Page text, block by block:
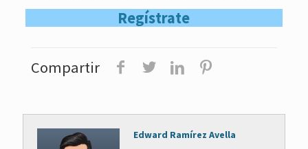
Regístrate
Compartir
Edward Ramírez Avella